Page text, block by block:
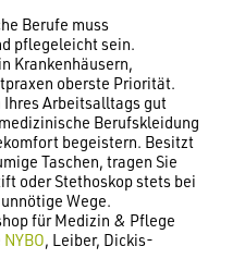
Berufe muss
pflegeleicht sein.
Krankenhäusern,
oberste Priorität.
Ihres Arbeitsalltags gut
Berufskleidung
begeistern. Besitzt
Taschen, tragen Sie
oder Stethoskop stets bei
Wege.
für Medizin & Pflege
NYBO, Leiber, Dickis-